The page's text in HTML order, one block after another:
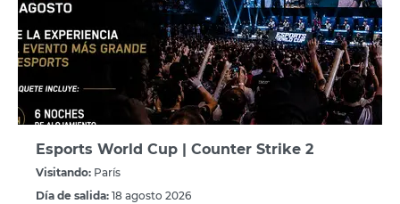
Esports World Cup | Counter Strike 2
Visitando: París
Día de salida: 18 agosto 2026